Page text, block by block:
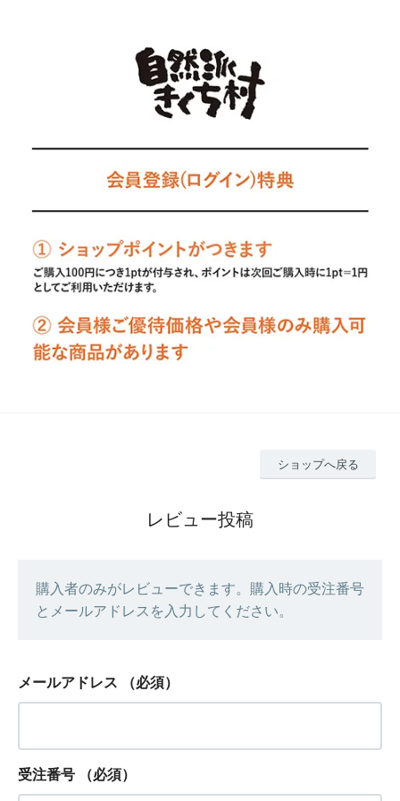
ショップへ戻る
レビュー投稿
購入者のみがレビューできます。購入時の受注番号
とメールアドレスを入力してください。
メールアドレス （必須）
受注番号 （必須）